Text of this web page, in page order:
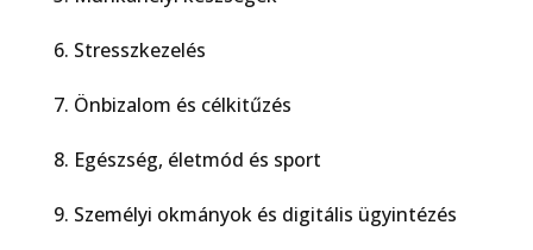
6. Stresszkezelés
7. Önbizalom és célkitűzés
8. Egészség, életmód és sport
9. Személyi okmányok és digitális ügyintézés